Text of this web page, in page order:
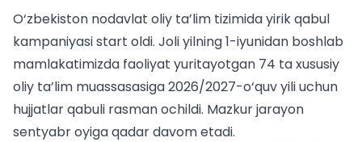
O‘zbekiston nodavlat oliy ta’lim tizimida yirik qabul
kampaniyasi start oldi. Joli yilning 1-iyunidan boshlab
mamlakatimizda faoliyat yuritayotgan 74 ta xususiy
oliy ta’lim muassasasiga 2026/2027-o‘quv yili uchun
hujjatlar qabuli rasman ochildi. Mazkur jarayon
sentyabr oyiga qadar davom etadi.